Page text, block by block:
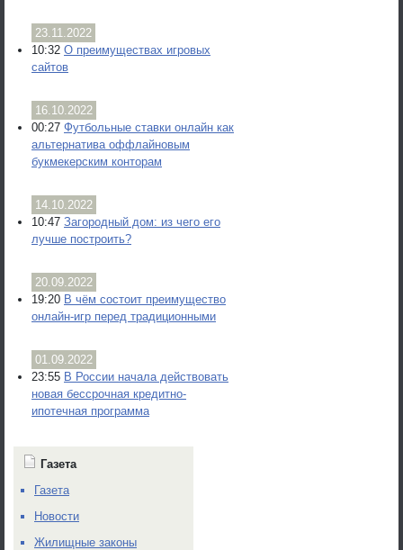
23.11.2022
10:32 О преимуществах игровых
сайтов
16.10.2022
00:27 Футбольные ставки онлайн как
альтернатива оффлайновым
букмекерским конторам
14.10.2022
10:47 Загородный дом: из чего его
лучше построить?
20.09.2022
19:20 В чём состоит преимущество
онлайн-игр перед традиционными
01.09.2022
23:55 В России начала действовать
новая бессрочная кредитно-
ипотечная программа
Газета
Газета
Новости
Жилищные законы